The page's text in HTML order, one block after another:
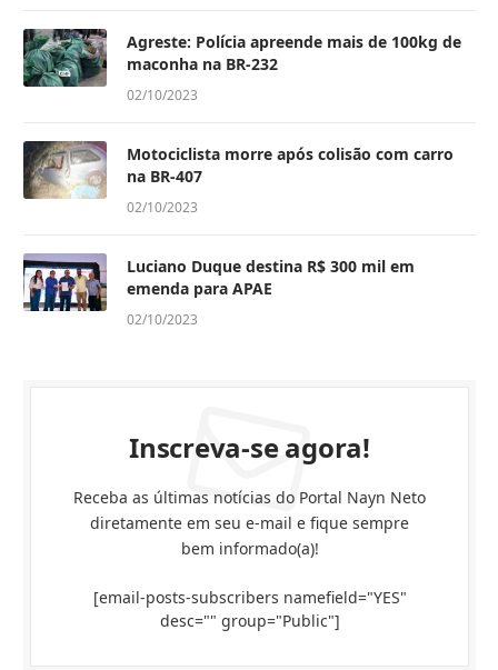
Agreste: Polícia apreende mais de 100kg de
maconha na BR-232
02/10/2023
Motociclista morre após colisão com carro
na BR-407
02/10/2023
Luciano Duque destina R$ 300 mil em
emenda para APAE
02/10/2023
Inscreva-se agora!
Receba as últimas notícias do Portal Nayn Neto
diretamente em seu e-mail e fique sempre
bem informado(a)!
[email-posts-subscribers namefield="YES"
desc="" group="Public"]